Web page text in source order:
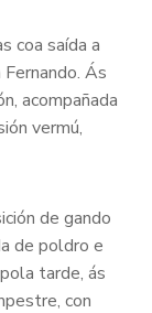
coa saída a
Ás
acompañada
vermú,
de gando
de poldro e
tarde, ás
con